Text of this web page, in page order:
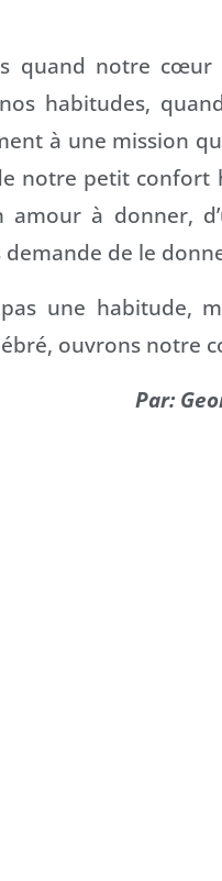
quand notre cœur
habitudes,
à une mission
notre petit confort
amour à donner,
de le
une habitude,
ouvrons notre
Par: